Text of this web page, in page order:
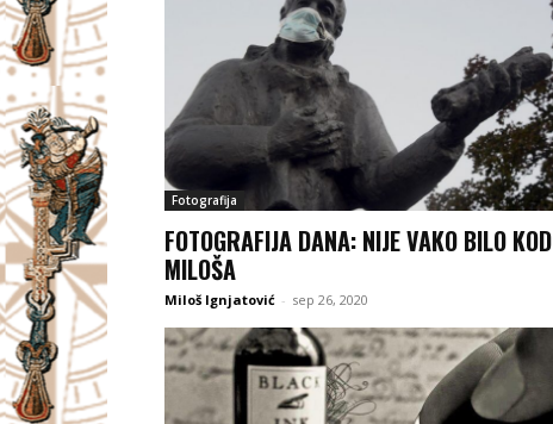
Fotografija
FOTOGRAFIJA DANA: NIJE VAKO BILO KOD
MILOŠA
Miloš Ignjatović - sep 26, 2020